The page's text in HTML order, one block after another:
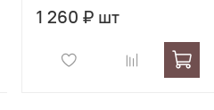
1 260 ₽ шт